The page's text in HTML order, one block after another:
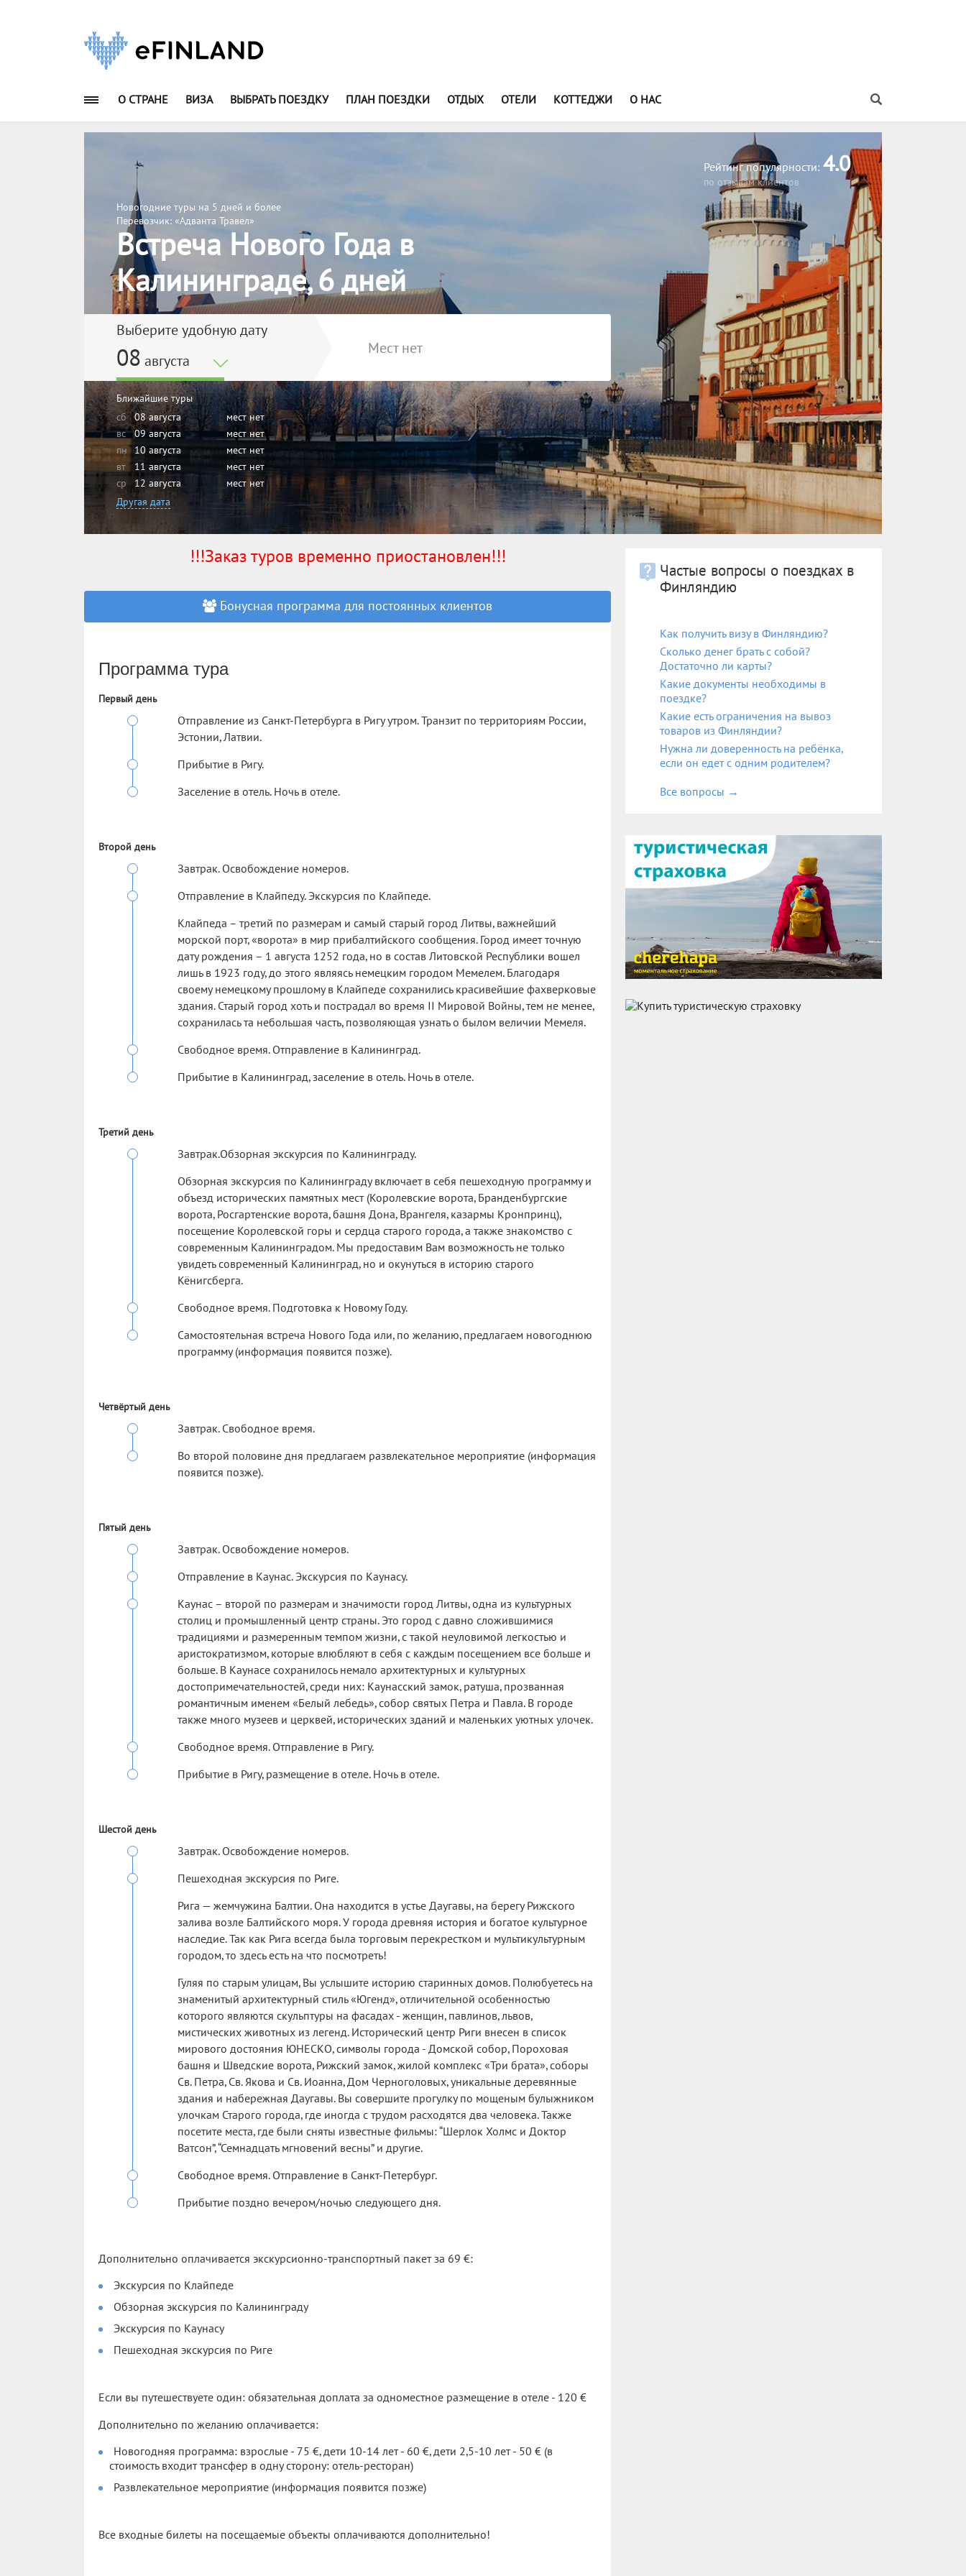
О СТРАНЕ ВИЗА ВЫБРАТЬ ПОЕЗДКУ ПЛАН ПОЕЗДКИ ОТДЫХ ОТЕЛИ КОТТЕДЖИ
О НАС
Новогодние туры на 5 дней и более
Перевозчик: «Адванта Травел»
Встреча Нового Года в
Калининграде, 6 дней
Выберите удобную дату
08 августа
Мест нет
Ближайшие туры
сб
08 августа
мест нет
вс
09 августа
мест нет
пн
10 августа
мест нет
вт
11 августа
мест нет
ср
12 августа
мест нет
Другая дата
Рейтинг популярности: 4.0
по отзывам клиентов
!!!Заказ туров временно приостановлен!!!
Бонусная программа для постоянных клиентов
Программа тура
Первый день
Отправление из Санкт-Петербурга в Ригу утром. Транзит по территориям России,
Эстонии, Латвии.
Прибытие в Ригу.
Заселение в отель. Ночь в отеле.
Второй день
Завтрак. Освобождение номеров.
Отправление в Клайпеду. Экскурсия по Клайпеде.
Клайпеда – третий по размерам и самый старый город Литвы, важнейший
морской порт, «ворота» в мир прибалтийского сообщения. Город имеет точную
дату рождения – 1 августа 1252 года, но в состав Литовской Республики вошел
лишь в 1923 году, до этого являясь немецким городом Мемелем. Благодаря
своему немецкому прошлому в Клайпеде сохранились красивейшие фахверковые
здания. Старый город хоть и пострадал во время II Мировой Войны, тем не менее,
сохранилась та небольшая часть, позволяющая узнать о былом величии Мемеля.
Свободное время. Отправление в Калининград.
Прибытие в Калининград, заселение в отель. Ночь в отеле.
Третий день
Завтрак.Обзорная экскурсия по Калининграду.
Обзорная экскурсия по Калининграду включает в себя пешеходную программу и
объезд исторических памятных мест (Королевские ворота, Бранденбургские
ворота, Росгартенские ворота, башня Дона, Врангеля, казармы Кронпринц),
посещение Королевской горы и сердца старого города, а также знакомство с
современным Калининградом. Мы предоставим Вам возможность не только
увидеть современный Калининград, но и окунуться в историю старого
Кёнигсберга.
Свободное время. Подготовка к Новому Году.
Самостоятельная встреча Нового Года или, по желанию, предлагаем новогоднюю
программу (информация появится позже).
Четвёртый день
Завтрак. Свободное время.
Во второй половине дня предлагаем развлекательное мероприятие (информация
появится позже).
Пятый день
Завтрак. Освобождение номеров.
Отправление в Каунас. Экскурсия по Каунасу.
Каунас – второй по размерам и значимости город Литвы, одна из культурных
столиц и промышленный центр страны. Это город с давно сложившимися
традициями и размеренным темпом жизни, с такой неуловимой легкостью и
аристократизмом, которые влюбляют в себя с каждым посещением все больше и
больше. В Каунасе сохранилось немало архитектурных и культурных
достопримечательностей, среди них: Каунасский замок, ратуша, прозванная
романтичным именем «Белый лебедь», собор святых Петра и Павла. В городе
также много музеев и церквей, исторических зданий и маленьких уютных улочек.
Свободное время. Отправление в Ригу.
Прибытие в Ригу, размещение в отеле. Ночь в отеле.
Шестой день
Завтрак. Освобождение номеров.
Пешеходная экскурсия по Риге.
Рига — жемчужина Балтии. Она находится в устье Даугавы, на берегу Рижского
залива возле Балтийского моря. У города древняя история и богатое культурное
наследие. Так как Рига всегда была торговым перекрестком и мультикультурным
городом, то здесь есть на что посмотреть!
Гуляя по старым улицам, Вы услышите историю старинных домов. Полюбуетесь на
знаменитый архитектурный стиль «Югенд», отличительной особенностью
которого являются скульптуры на фасадах - женщин, павлинов, львов,
мистических животных из легенд. Исторический центр Риги внесен в список
мирового достояния ЮНЕСКО, символы города - Домской собор, Пороховая
башня и Шведские ворота, Рижский замок, жилой комплекс «Три брата», соборы
Св. Петра, Св. Якова и Св. Иоанна, Дом Черноголовых, уникальные деревянные
здания и набережная Даугавы. Вы совершите прогулку по мощеным булыжником
улочкам Старого города, где иногда с трудом расходятся два человека. Также
посетите места, где были сняты известные фильмы: “Шерлок Холмс и Доктор
Ватсон”, “Семнадцать мгновений весны” и другие.
Свободное время. Отправление в Санкт-Петербург.
Прибытие поздно вечером/ночью следующего дня.
Дополнительно оплачивается экскурсионно-транспортный пакет за 69 €:
Экскурсия по Клайпеде
Обзорная экскурсия по Калининграду
Экскурсия по Каунасу
Пешеходная экскурсия по Риге
Если вы путешествуете один: обязательная доплата за одноместное размещение в отеле - 120 €
Дополнительно по желанию оплачивается:
Новогодняя программа: взрослые - 75 €, дети 10-14 лет - 60 €, дети 2,5-10 лет - 50 € (в
стоимость входит трансфер в одну сторону: отель-ресторан)
Развлекательное мероприятие (информация появится позже)
Все входные билеты на посещаемые объекты оплачиваются дополнительно!
Частые вопросы о поездках в
Финляндию
Как получить визу в Финляндию?
Сколько денег брать с собой?
Достаточно ли карты?
Какие документы необходимы в
поездке?
Какие есть ограничения на вывоз
товаров из Финляндии?
Нужна ли доверенность на ребёнка,
если он едет с одним родителем?
Все вопросы →